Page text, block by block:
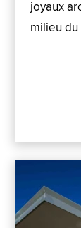
joyaux
milieu